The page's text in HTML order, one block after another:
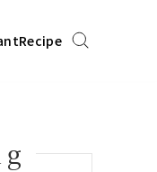
Recipe